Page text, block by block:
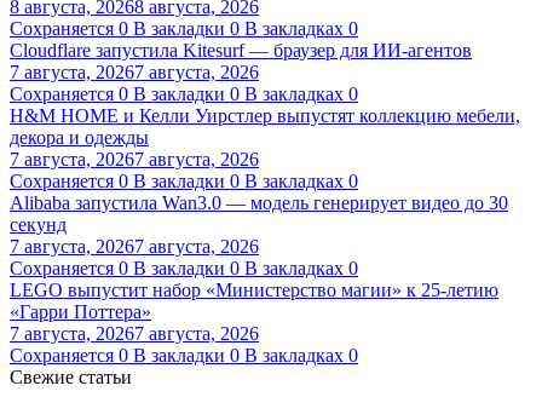
8 августа, 20268 августа, 2026
Сохраняется 0 В закладки 0 В закладках 0
Cloudflare запустила Kitesurf — браузер для ИИ-агентов
7 августа, 20267 августа, 2026
Сохраняется 0 В закладки 0 В закладках 0
H&M HOME и Келли Уирстлер выпустят коллекцию мебели,
декора и одежды
7 августа, 20267 августа, 2026
Сохраняется 0 В закладки 0 В закладках 0
Alibaba запустила Wan3.0 — модель генерирует видео до 30
секунд
7 августа, 20267 августа, 2026
Сохраняется 0 В закладки 0 В закладках 0
LEGO выпустит набор «Министерство магии» к 25-летию
«Гарри Поттера»
7 августа, 20267 августа, 2026
Сохраняется 0 В закладки 0 В закладках 0
Свежие статьи